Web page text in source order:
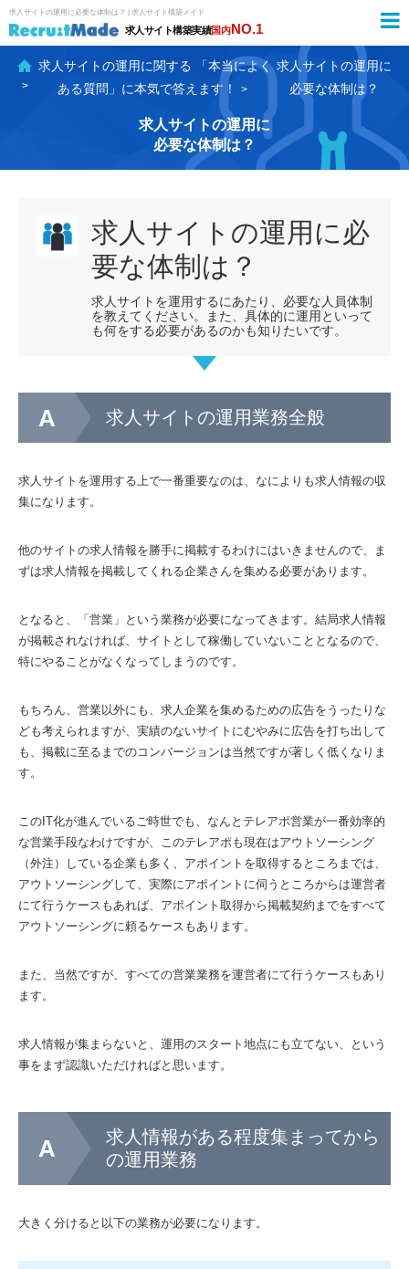
求人サイトの運用に必要な体制は？ | 求人サイト構築メイド
求人サイト構築実績国内NO.1
求人サイトの運用に関する
「本当によく
ある質問」に本気で答えます！
求人サイトの運用に
必要な体制は？
求人サイトの運用に
必要な体制は？
求人サイトの運用に必
要な体制は？
求人サイトを運用するにあたり、必要な人員体制
を教えてください。また、具体的に運用といって
も何をする必要があるのかも知りたいです。
求人サイトの運用業務全般
求人サイトを運用する上で一番重要なのは、なによりも求人情報の収
集になります。
他のサイトの求人情報を勝手に掲載するわけにはいきませんので、ま
ずは求人情報を掲載してくれる企業さんを集める必要があります。
となると、「営業」という業務が必要になってきます。結局求人情報
が掲載されなければ、サイトとして稼働していないこととなるので、
特にやることがなくなってしまうのです。
もちろん、営業以外にも、求人企業を集めるための広告をうったりな
ども考えられますが、実績のないサイトにむやみに広告を打ち出して
も、掲載に至るまでのコンバージョンは当然ですが著しく低くなりま
す。
このIT化が進んでいるご時世でも、なんとテレアポ営業が一番効率的
な営業手段なわけですが、このテレアポも現在はアウトソーシング
（外注）している企業も多く、アポイントを取得するところまでは、
アウトソーシングして、実際にアポイントに伺うところからは運営者
にて行うケースもあれば、アポイント取得から掲載契約までをすべて
アウトソーシングに頼るケースもあります。
また、当然ですが、すべての営業業務を運営者にて行うケースもあり
ます。
求人情報が集まらないと、運用のスタート地点にも立てない、という
事をまず認識いただければと思います。
求人情報がある程度集まってから
の運用業務
大きく分けると以下の業務が必要になります。